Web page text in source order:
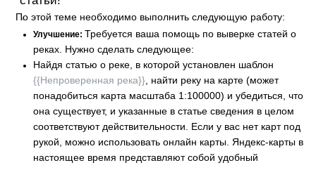
По этой теме необходимо выполнить следующую работу:
Улучшение: Требуется ваша помощь по выверке статей о
реках. Нужно сделать следующее:
Найдя статью о реке, в которой установлен шаблон
{{Непроверенная река}} , найти реку на карте (может
понадобиться карта масштаба 1:100000) и убедиться, что
она существует, и указанные в статье сведения в целом
соответствуют действительности. Если у вас нет карт под
рукой, можно использовать онлайн карты. Яндекс-карты в
настоящее время представляют собой удобный